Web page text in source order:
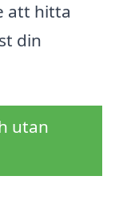
att hitta
din
utan